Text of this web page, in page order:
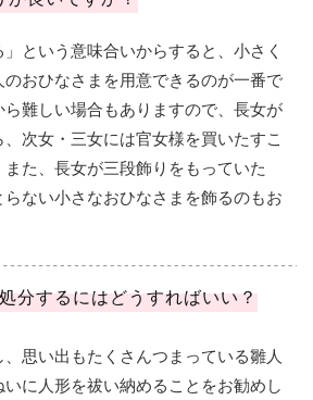
」という意味合いからすると、小さく
おひなさまを用意できるのが一番で
難しい場合もありますので、長女が
次女・三女には官女様を買いたすこ
た、長女が三段飾りをもっていた
ない小さなおひなさまを飾るのもお
分するにはどうすればいい？
、思い出もたくさんつまっている雛人
に人形を祓い納めることをお勧めし